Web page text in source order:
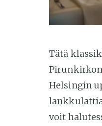
Tätä
Helsingin
voit